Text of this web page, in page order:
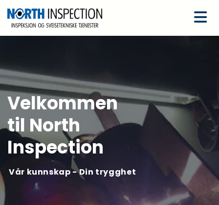
Velkommen
til North
Inspection
Vår kunnskap - Din
trygghet
Velkommen
til North
Inspection
Vår kunnskap - Din trygghet